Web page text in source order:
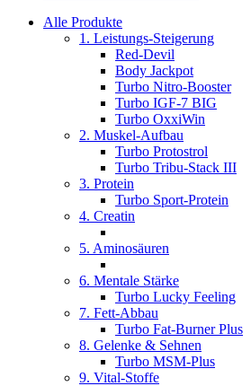
Alle Produkte
1. Leistungs-Steigerung
Red-Devil
Body Jackpot
Turbo Nitro-Booster
Turbo IGF-7 BIG
Turbo OxxiWin
2. Muskel-Aufbau
Turbo Protostrol
Turbo Tribu-Stack III
3. Protein
Turbo Sport-Protein
4. Creatin
5. Aminosäuren
6. Mentale Stärke
Turbo Lucky Feeling
7. Fett-Abbau
Turbo Fat-Burner Plus
8. Gelenke & Sehnen
Turbo MSM-Plus
9. Vital-Stoffe